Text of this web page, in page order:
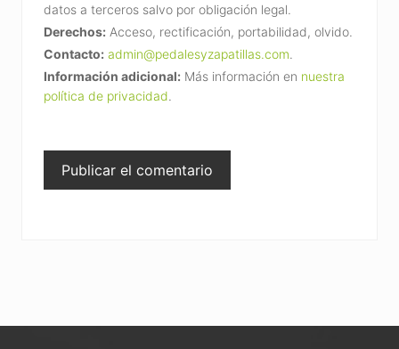
datos a terceros salvo por obligación legal.
Derechos: Acceso, rectificación, portabilidad, olvido.
Contacto: admin@pedalesyzapatillas.com.
Información adicional: Más información en nuestra
política de privacidad.